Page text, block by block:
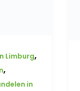
Limburg,
,
in